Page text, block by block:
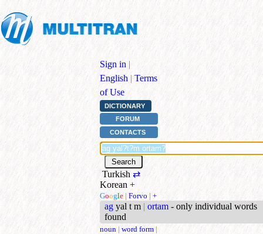
Sign in |
English | Terms
of Use
DICTIONARY
FORUM
CONTACTS
Turkish ⇄
Korean +
Google | Forvo | +
ag yal t m | ortam - only individual words
found
noun | word form |